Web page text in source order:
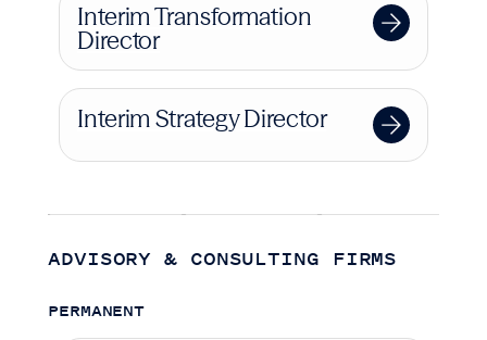
Interim Transformation
Director
Interim Strategy Director
ADVISORY & CONSULTING FIRMS
PERMANENT